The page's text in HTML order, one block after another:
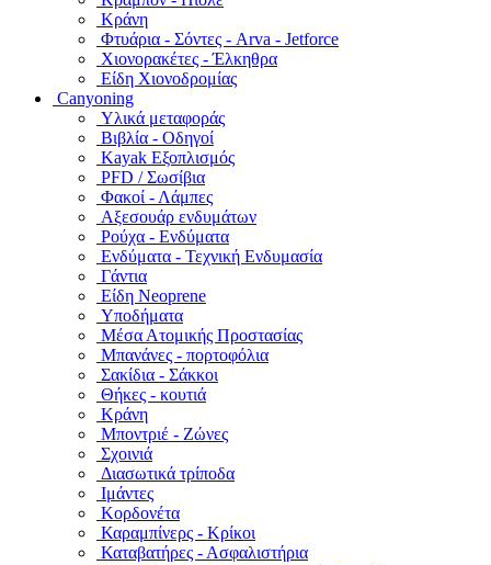
Κράνη
Φτυάρια - Σόντες - Arva - Jetforce
Χιονορακέτες - Έλκηθρα
Είδη Χιονοδρομίας
Canyoning
Υλικά μεταφοράς
Βιβλία - Οδηγοί
Kayak Εξοπλισμός
PFD / Σωσίβια
Φακοί - Λάμπες
Αξεσουάρ ενδυμάτων
Ρούχα - Ενδύματα
Ενδύματα - Τεχνική Ενδυμασία
Γάντια
Είδη Neoprene
Υποδήματα
Μέσα Ατομικής Προστασίας
Μπανάνες - πορτοφόλια
Σακίδια - Σάκκοι
Θήκες - κουτιά
Κράνη
Μποντριέ - Ζώνες
Σχοινιά
Διασωτικά τρίποδα
Ιμάντες
Κορδονέτα
Καραμπίνερς - Κρίκοι
Καταβατήρες - Ασφαλιστήρια